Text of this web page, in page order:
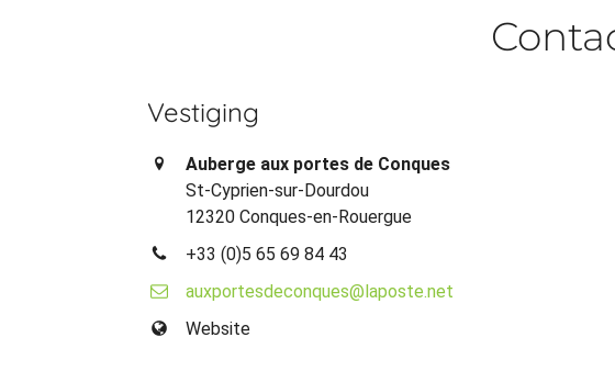
Vestiging
Auberge aux portes de Conques
St-Cyprien-sur-Dourdou
12320 Conques-en-Rouergue
+33 (0)5 65 69 84 43
auxportesdeconques@laposte.net
Website